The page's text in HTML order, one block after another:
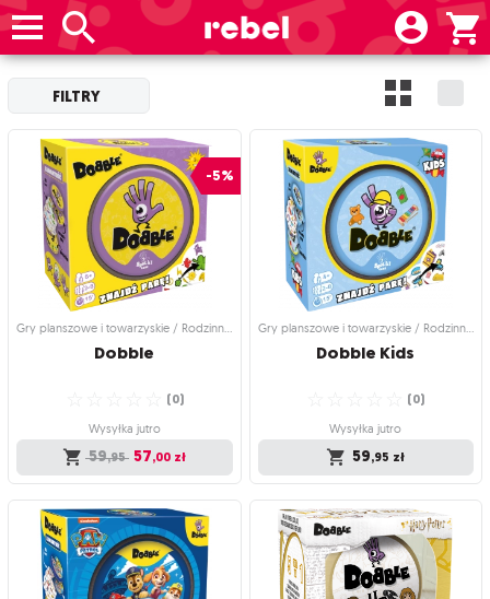
FILTRY
-5%
Gry planszowe i towarzyskie / Rodzinne gry planszowe
Dobble
(0)
Wysyłka jutro
59,95 57,00 zł
Gry planszowe i towarzyskie /
Rodzinne gry planszowe
Dobble
Kultowa gra w nowym opakowaniu!
Gry planszowe i towarzyskie / Rodzinne gry planszowe
Dobble Kids
(0)
Wysyłka jutro
59,95 zł
Gry planszowe i towarzyskie /
Rodzinne gry planszowe
Dobble Kids
Proste symbole – łatwa rozgrywka!